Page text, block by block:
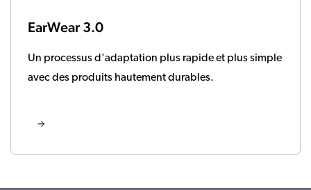
EarWear 3.0
Un processus d'adaptation plus rapide et plus simple
avec des produits hautement durables.